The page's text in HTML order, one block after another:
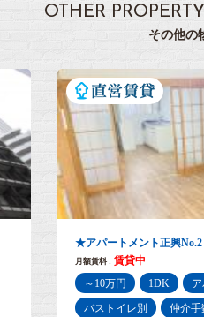
OTHER
その他の
★アパートメント正興
月額賃料 : 賃貸中
～10万円
2DK
バストイレ別
ペット